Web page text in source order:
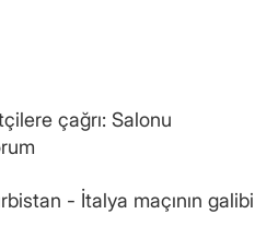
çağrı: Salonu
- İtalya maçının galibi